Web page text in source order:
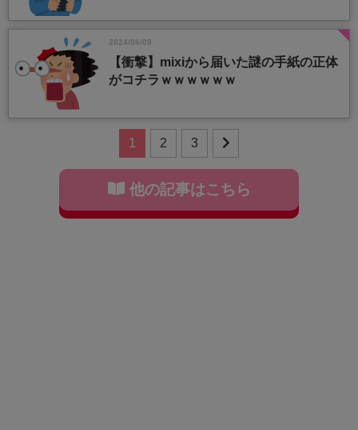
2024/06/09
【衝撃】mixiから届いた謎の手紙の正体
がコチラｗｗｗｗｗｗ
1 2 3
他の記事はこちら